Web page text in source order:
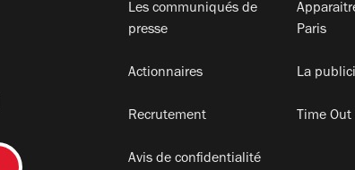
Les communiqués de
presse
Actionnaires
Recrutement
Avis de confidentialité
Paris
La
Time